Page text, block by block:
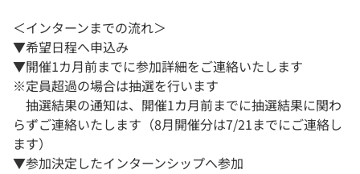
＜インターンまでの流れ＞
▼希望日程へ申込み
▼開催1カ月前までに参加詳細をご連絡いたします
※定員超過の場合は抽選を行います
抽選結果の通知は、開催1カ月前までに抽選結果に関わ
らずご連絡いたします（8月開催分は7/21までにご連絡し
ます）
▼参加決定したインターンシップへ参加